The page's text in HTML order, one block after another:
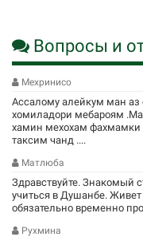
Вопросы и
Мехринисо
Ассалому алейкум ман аз
хомиладори мебароям
хамин мехохам фахмамки
таксим чанд ....
Матлюба
Здравствуйте. Знакомый
учиться в Душанбе.
обязательно временно
Рухмина